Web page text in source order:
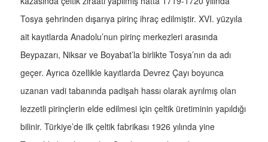
Tosya şehrinden dışarıya pirinç ihraç edilmiştir. XVI. yüzyıla
ait kayıtlarda Anadolu’nun pirinç merkezleri arasında
Beypazarı, Niksar ve Boyabat’la birlikte Tosya’nın da adı
geçer. Ayrıca özellikle kayıtlarda Devrez Çayı boyunca
uzanan vadi tabanında padişah hassı olarak ayrılmış olan
lezzetli pirinçlerin elde edilmesi için çeltik üretiminin yapıldığı
bilinir. Türkiye’de ilk çeltik fabrikası 1926 yılında yine